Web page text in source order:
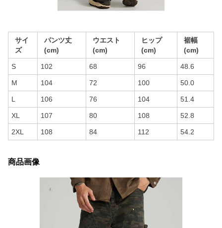
サイ
ズ
パンツ丈
(cm)
ウエスト
(cm)
ヒップ
(cm)
裾幅
(cm)
S 102 68 96 48.6
M 104 72 100 50.0
L 106 76 104 51.4
XL 107 80 108 52.8
2XL 108 84 112 54.2
商品画像